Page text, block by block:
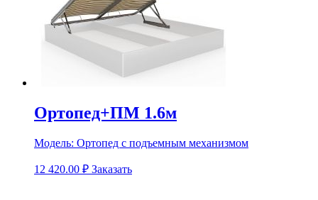
Ортопед+ПМ 1.6м
Модель: Ортопед с подъемным механизмом
12 420.00 ₽ Заказать